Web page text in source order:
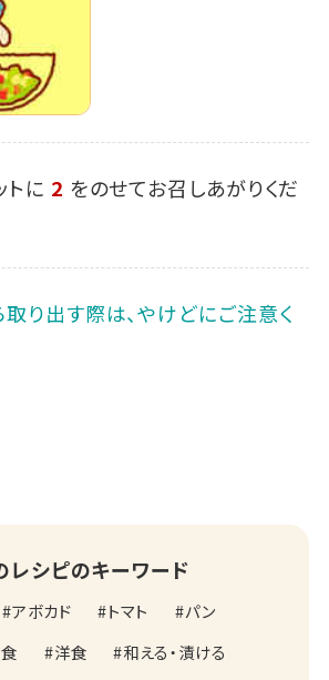
トに 2 をのせてお召しあがりくだ
り出す際は、やけどにご注意く
レシピのキーワード
アボカド トマト
パン
洋食 和える・漬ける